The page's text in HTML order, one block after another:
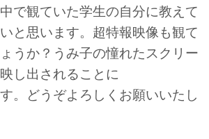
で観ていた学生の自分に教えて
と思います。超特報映像も観て
うか？うみ子の憧れたスクリー
し出されることに
。どうぞよろしくお願いいたし